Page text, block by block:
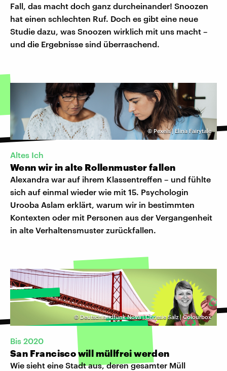
Fall, das macht doch ganz durcheinander! Snoozen
hat einen schlechten Ruf. Doch es gibt eine neue
Studie dazu, was Snoozen wirklich mit uns macht –
und die Ergebnisse sind überraschend.
© Pexels | Elina Fairytale
Altes Ich
Wenn wir in alte Rollenmuster fallen
Alexandra war auf ihrem Klassentreffen – und fühlte
sich auf einmal wieder wie mit 15. Psychologin
Urooba Aslam erklärt, warum wir in bestimmten
Kontexten oder mit Personen aus der Vergangenheit
in alte Verhaltensmuster zurückfallen.
© Deutschlandfunk Nova | Chrissie Salz | Colourbox
Bis 2020
San Francisco will müllfrei werden
Wie sieht eine Stadt aus, deren gesamter Müll